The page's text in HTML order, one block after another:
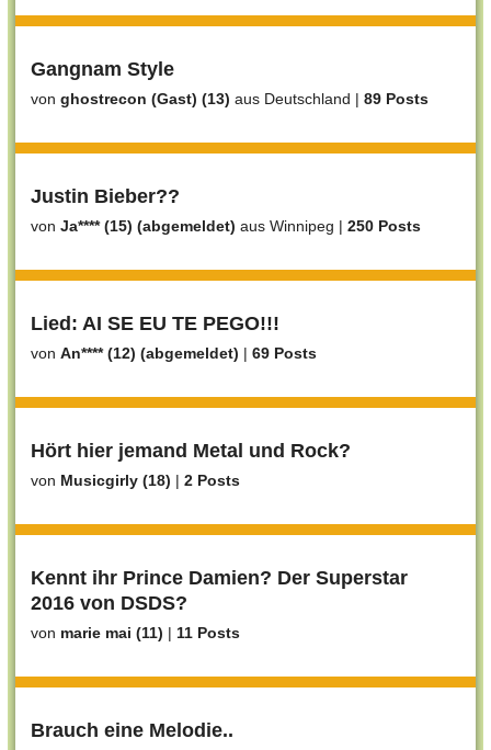
Gangnam Style
von ghostrecon (Gast) (13) aus Deutschland | 89 Posts
Justin Bieber??
von Ja**** (15) (abgemeldet) aus Winnipeg | 250 Posts
Lied: AI SE EU TE PEGO!!!
von An**** (12) (abgemeldet) | 69 Posts
Hört hier jemand Metal und Rock?
von Musicgirly (18) | 2 Posts
Kennt ihr Prince Damien? Der Superstar
2016 von DSDS?
von marie mai (11) | 11 Posts
Brauch eine Melodie..